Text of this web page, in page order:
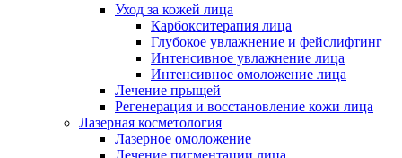
Уход за кожей лица
Карбокситерапия лица
Глубокое увлажнение и фейслифтинг
Интенсивное увлажнение лица
Интенсивное омоложение лица
Лечение прыщей
Регенерация и восстановление кожи лица
Лазерная косметология
Лазерное омоложение
Лечение пигментации лица